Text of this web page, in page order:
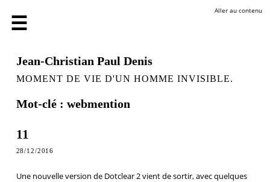
Aller au contenu
Jean-Christian Paul Denis
MOMENT DE VIE D'UN HOMME INVISIBLE.
Mot-clé : webmention
11
28/12/2016
Une nouvelle version de Dotclear 2 vient de sortir, avec quelques